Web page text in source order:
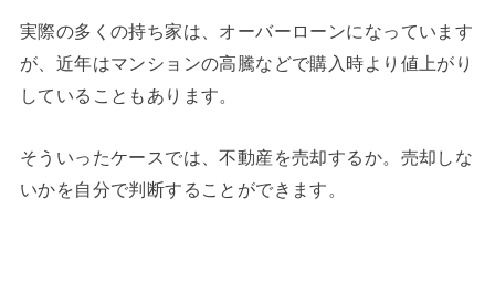
実際の多くの持ち家は、オーバーローンになっています
が、近年はマンションの高騰などで購入時より値上がり
していることもあります。
そういったケースでは、不動産を売却するか。売却しな
いかを自分で判断することができます。